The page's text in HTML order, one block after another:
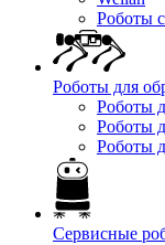
Роботы
Роботы для
Роботы
Роботы
Роботы
Сервисные